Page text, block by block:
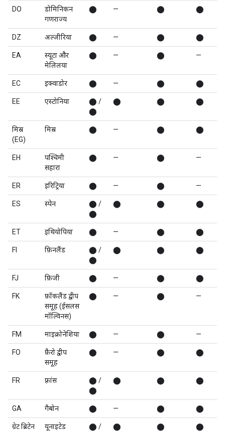
DO
डोमिनिकन
गणराज्य
⬤ — ⬤ ⬤
DZ अल्जीरिया ⬤ — ⬤ ⬤
EA
स्यूटा और
मेलिलया
⬤ — ⬤ —
EC इक्वाडोर ⬤ — ⬤ ⬤
EE एस्टोनिया
⬤ /
⬤
⬤ ⬤ ⬤
मिस्र
(EG)
मिस्र ⬤ — ⬤ ⬤
EH
पश्चिमी
सहारा
⬤ — ⬤ —
ER इरिट्रिया ⬤ — ⬤ —
ES स्पेन
⬤ /
⬤
⬤ ⬤ ⬤
ET इथियोपिया ⬤ — ⬤ ⬤
FI फ़िनलैंड
⬤ /
⬤
⬤ ⬤ ⬤
FJ फ़िजी ⬤ — ⬤ ⬤
FK
फ़ॉकलैंड द्वीप
समूह (ईसलस
मॉल्विनस)
⬤ — ⬤ —
FM माइक्रोनेशिया ⬤ — ⬤ —
FO
फ़ैरो द्वीप
समूह
⬤ — ⬤ ⬤
FR फ़्रांस
⬤ /
⬤
⬤ ⬤ ⬤
GA गैबोन ⬤ — ⬤ ⬤
ग्रेट ब्रिटेन
यूनाइटेड
⬤ /
⬤ ⬤ ⬤